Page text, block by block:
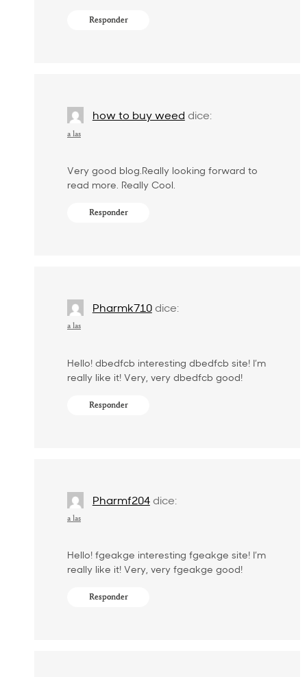
Responder
how to buy weed dice:
a las
Very good blog.Really looking forward to
read more. Really Cool.
Responder
Pharmk710 dice:
a las
Hello! dbedfcb interesting dbedfcb site! I’m
really like it! Very, very dbedfcb good!
Responder
Pharmf204 dice:
a las
Hello! fgeakge interesting fgeakge site! I’m
really like it! Very, very fgeakge good!
Responder